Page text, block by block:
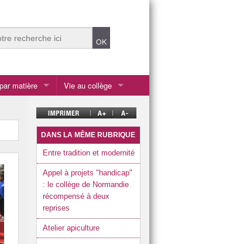
matière
et cultures de l’antiquité
Vie au collège
Ateliers du midi
Centre de documentation et d’information (CDI)
Ecolabel et écodélégués
Enseignements et options
la SEGPA
les 2 ULIS
Listes fournitures scolaires rentrée 2026
DANS LA MÊME RUBRIQUE
Entre tradition et modernité
Appel à projets "handicap"
: le collège de Normandie
récompensé à deux
reprises
Atelier apiculture